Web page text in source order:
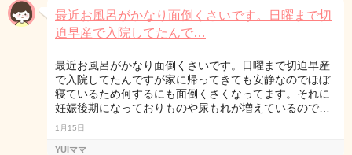
最近お風呂がかなり面倒くさいです。日曜まで切
迫早産で入院してたんで…
最近お風呂がかなり面倒くさいです。日曜まで切迫早産
で入院してたんですが家に帰ってきても安静なのでほぼ
寝ているため何するにも面倒くさくなってます。それに
妊娠後期になっておりものや尿もれが増えているので…
1月15日
YUIママ